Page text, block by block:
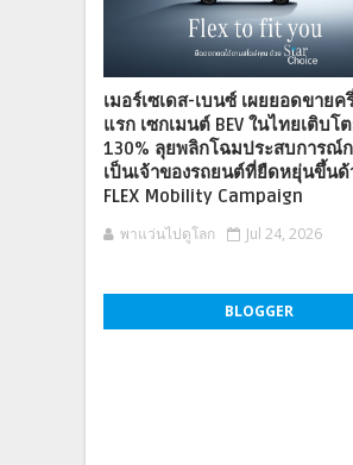
เมอร์เซเดส-เบนซ์ เผยยอดขายค
แรก เซกเมนต์ BEV ในไทยเติบโ
130% ลุยพลิกโฉมประสบการณ์
เป็นเจ้าของรถยนต์ที่ยืดหยุ่นขึ้นด้
FLEX Mobility Campaign
พาแว่นไปดูโลก Jul 24, 2026
BLOGGER